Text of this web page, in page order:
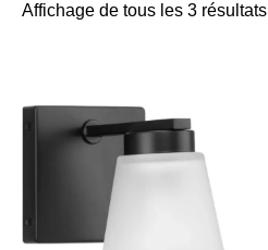
Affichage de tous les 3 résultats